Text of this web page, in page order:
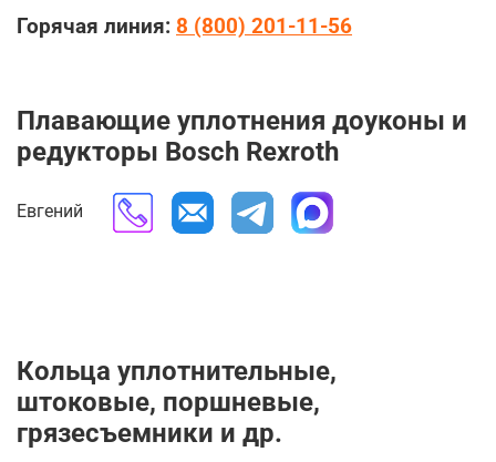
Горячая линия: 8 (800) 201-11-56
Плавающие уплотнения доуконы и
редукторы Bosch Rexroth
Евгений
Кольца уплотнительные,
штоковые, поршневые,
грязесъемники и др.